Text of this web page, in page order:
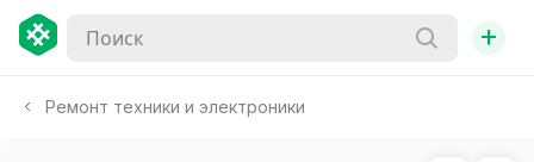
+
Ремонт техники и электроники